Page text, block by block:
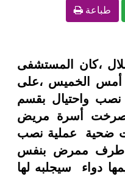
طباعة
،كان المستشفى
أمس الخميس ،على
واحتيال بقسم
صرخت أسرة مريض
ضحية عملية نصب
طرف ممرض بنفس
دواء سيجلبه لها